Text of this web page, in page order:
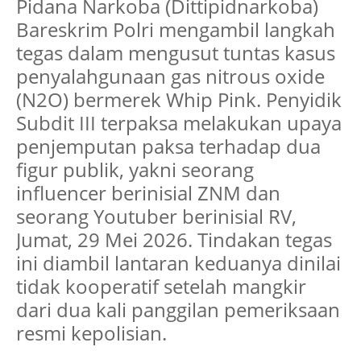
Pidana Narkoba (Dittipidnarkoba)
Bareskrim Polri mengambil langkah
tegas dalam mengusut tuntas kasus
penyalahgunaan gas nitrous oxide
(N2O) bermerek Whip Pink. Penyidik
Subdit III terpaksa melakukan upaya
penjemputan paksa terhadap dua
figur publik, yakni seorang
influencer berinisial ZNM dan
seorang Youtuber berinisial RV,
Jumat, 29 Mei 2026. Tindakan tegas
ini diambil lantaran keduanya dinilai
tidak kooperatif setelah mangkir
dari dua kali panggilan pemeriksaan
resmi kepolisian.